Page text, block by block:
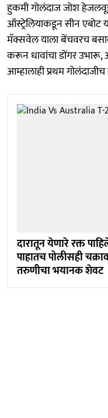
हुकमी गोलंदाज जोश
ऑस्ट्रेलियाकडून सीन एबोट
मॅक्सवेल याला बेंचवरच
करून धावांचा डोंगर
आम्हालाही प्रथम
दारातून येणारे रक्त
पाहातच पोलीसही
तरुणीचा भयानक शेवट